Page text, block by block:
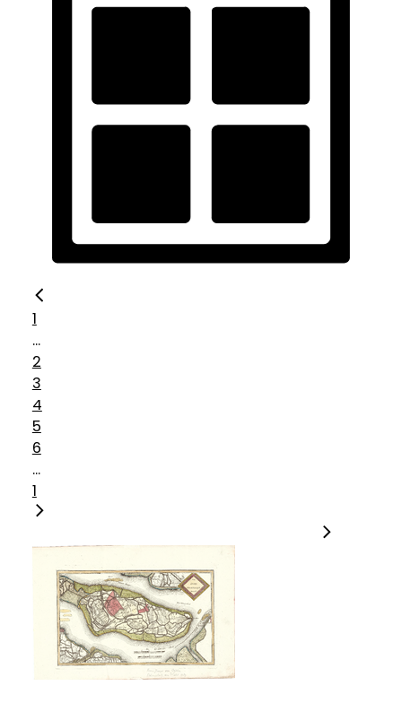
1
...
2
3
4
5
6
...
1